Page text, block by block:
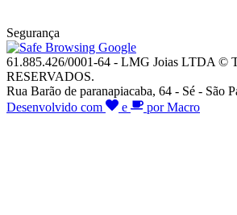
Segurança
61.885.426/0001-64 - LMG Joias LTDA ©
RESERVADOS.
Rua Barão de paranapiacaba, 64 - Sé - São
Desenvolvido com
e por Macro